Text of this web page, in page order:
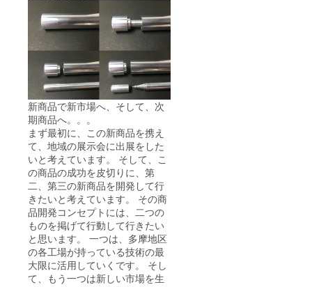
新商品で新市場へ、そして、次
期商品へ。。。
まず最初に、この新商品を携え
て、地域の展示会に出展をした
いと考えています。 そして、こ
の商品の成功を皮切りに、第
二、第三の新商品を開発して行
きたいと考えています。 その商
品開発コンセプトには、二つの
ものを掲げて行動して行きたい
と思います。 一つは、多摩地区
の各工場が持っている技術の最
大限に活用していくです。 そし
て、もう一つは新しい市場を生